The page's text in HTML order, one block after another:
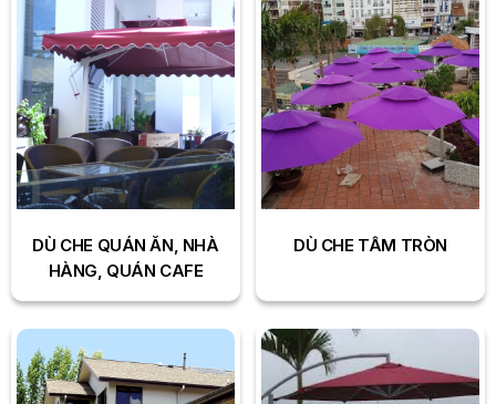
DÙ CHE QUÁN ĂN, NHÀ
HÀNG, QUÁN CAFE
DÙ CHE TÂM TRÒN